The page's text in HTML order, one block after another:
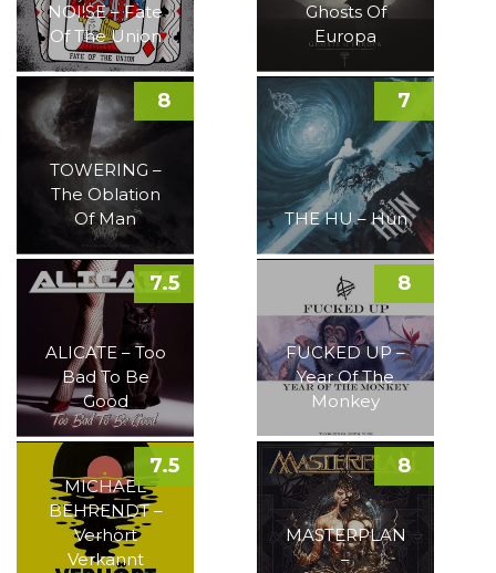
NOI!SE – Fate
Of The Union
Ghosts Of
Europa
TOWERING –
The Oblation
Of Man
8
THE HU – Hun
7
ALICATE – Too
Bad To Be
Good
7.5
FUCKED UP –
Year Of The
Monkey
8
MICHAEL
BEHRENDT –
Verhört
Verkannt
7.5
MASTERPLAN
–
8